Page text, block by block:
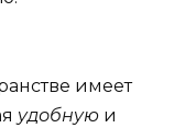
имеет
удобную и